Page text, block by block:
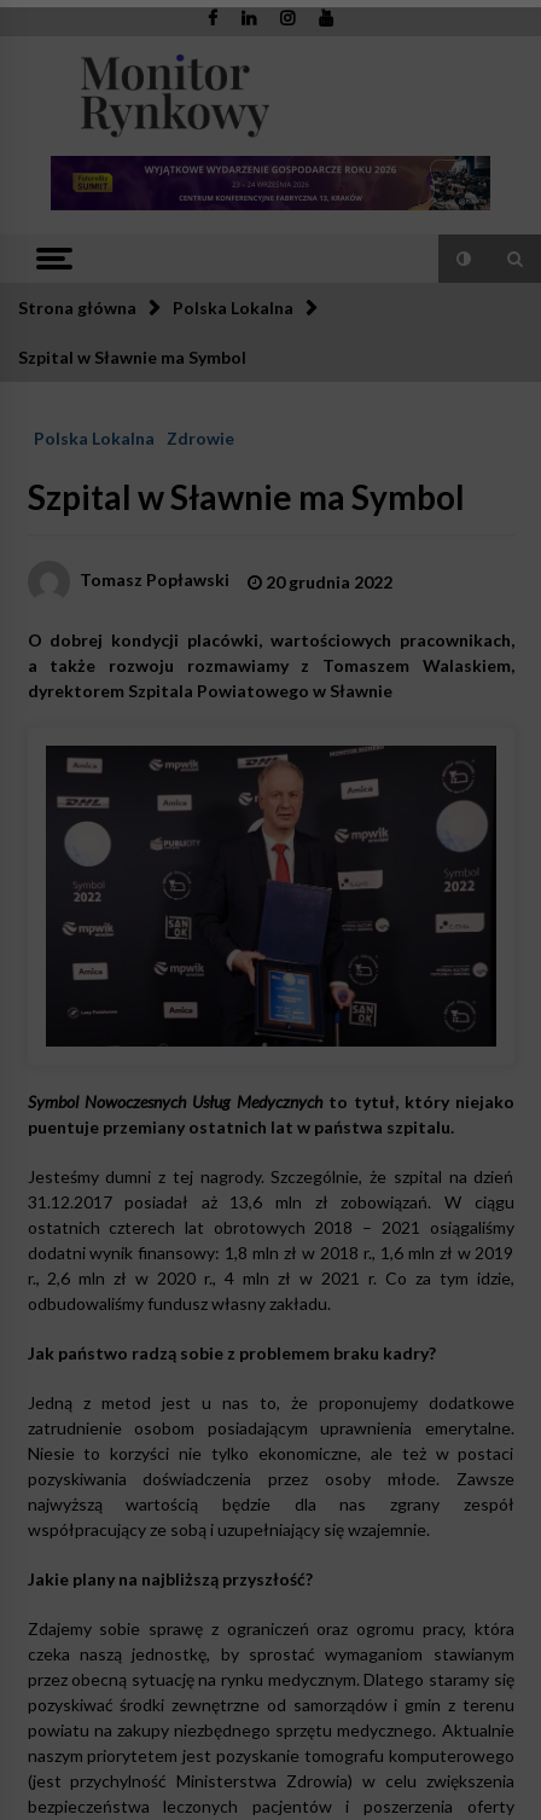
Skip
Monitor
Rynkowy
Strona główna Polska Lokalna
Szpital w Sławnie ma Symbol
Polska Lokalna Zdrowie
Szpital w Sławnie ma Symbol
Tomasz Popławski 20 grudnia 2022
O dobrej kondycji placówki, wartościowych pracownikach,
a także rozwoju rozmawiamy z Tomaszem Walaskiem,
dyrektorem Szpitala Powiatowego w Sławnie
Symbol Nowoczesnych Usług Medycznych to tytuł, który niejako
puentuje przemiany ostatnich lat w państwa szpitalu.
Jesteśmy dumni z tej nagrody. Szczególnie, że szpital na dzień
31.12.2017 posiadał aż 13,6 mln zł zobowiązań. W ciągu
ostatnich czterech lat obrotowych 2018 – 2021 osiągaliśmy
dodatni wynik finansowy: 1,8 mln zł w 2018 r., 1,6 mln zł w 2019
r., 2,6 mln zł w 2020 r., 4 mln zł w 2021 r. Co za tym idzie,
odbudowaliśmy fundusz własny zakładu.
Jak państwo radzą sobie z problemem braku kadry?
Jedną z metod jest u nas to, że proponujemy dodatkowe
zatrudnienie osobom posiadającym uprawnienia emerytalne.
Niesie to korzyści nie tylko ekonomiczne, ale też w postaci
pozyskiwania doświadczenia przez osoby młode. Zawsze
najwyższą wartością będzie dla nas zgrany zespół
współpracujący ze sobą i uzupełniający się wzajemnie.
Jakie plany na najbliższą przyszłość?
Zdajemy sobie sprawę z ograniczeń oraz ogromu pracy, która
czeka naszą jednostkę, by sprostać wymaganiom stawianym
przez obecną sytuację na rynku medycznym. Dlatego staramy się
pozyskiwać środki zewnętrzne od samorządów i gmin z terenu
powiatu na zakupy niezbędnego sprzętu medycznego. Aktualnie
naszym priorytetem jest pozyskanie tomografu komputerowego
(jest przychylność Ministerstwa Zdrowia) w celu zwiększenia
bezpieczeństwa leczonych pacjentów i poszerzenia oferty